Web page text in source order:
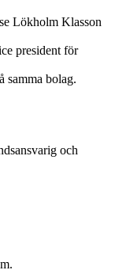
Lökholm Klasson
president för
samma bolag.
och